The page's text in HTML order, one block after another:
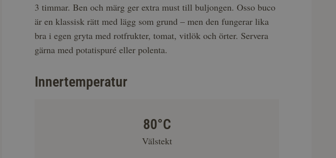
3 timmar. Ben och märg ger extra must till buljongen. Osso buco
är en klassisk rätt med lägg som grund – men den fungerar lika
bra i egen gryta med rotfrukter, tomat, vitlök och örter. Servera
gärna med potatispuré eller polenta.
Innertemperatur
80°C
Välstekt